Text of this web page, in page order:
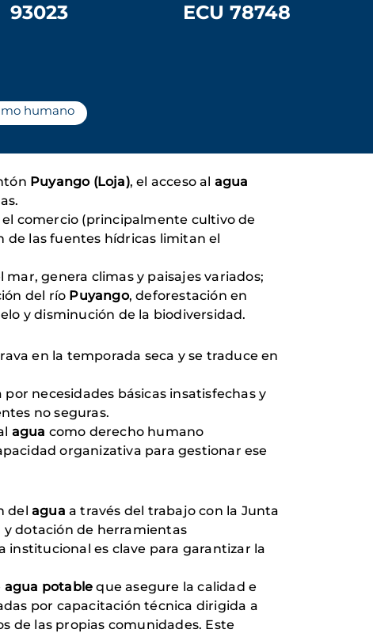
93023 ECU 78748
humano
Puyango (Loja), el acceso al agua
comercio (principalmente cultivo de
de las fuentes hídricas limitan el
genera climas y paisajes variados;
del río Puyango, deforestación en
y disminución de la biodiversidad.
en la temporada seca y se traduce en
necesidades básicas insatisfechas y
no seguras.
agua como derecho humano
organizativa para gestionar ese
del agua a través del trabajo con la Junta
dotación de herramientas
institucional es clave para garantizar la
agua potable que asegure la calidad e
por capacitación técnica dirigida a
de las propias comunidades. Este